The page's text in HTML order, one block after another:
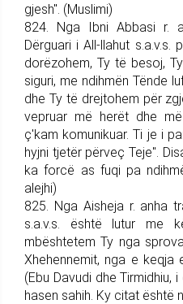
gjesh". (Muslimi)
824. Nga Ibni Abbasi r.
Dërguari i All-llahut s.a.v.s.
dorëzohem, Ty të besoj,
siguri, me ndihmën Tënde
dhe Ty të drejto­hem për
vepruar më herët dhe
ç'kam komunikuar. Ti je i
hyjni tjetër përveç Teje".
ka forcë as fuqi pa
alejhi)
825. Nga Aisheja r. anha
s.a.v.s. është lutur me
mbështetem Ty nga
Xhehennemit, nga e keqja
(Ebu Davudi dhe
hasen sahih. Ky citat është